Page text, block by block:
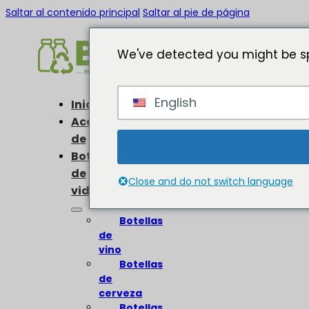
Saltar al contenido principal Saltar al pie de página
Inicio
Acerca
de
Botellas
de
vidrio
Botellas
de
vino
Botellas
de
cerveza
We've detected you might be
English
Close and do not switch language